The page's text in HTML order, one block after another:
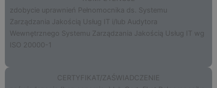
zdobycie uprawnień Pełnomocnika ds. Systemu
Zarządzania Jakością Usług IT i/lub Audytora
Wewnętrznego Systemu Zarządzania Jakością Usług IT wg
ISO 20000-1
CERTYFIKAT/ZAŚWIADCZENIE